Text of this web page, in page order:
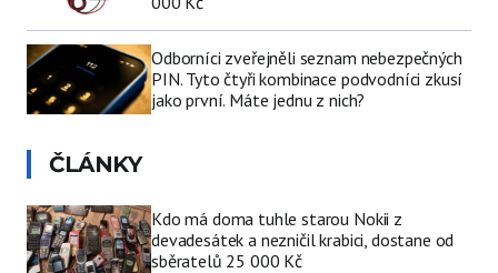
Odborníci zveřejněli seznam nebezpečných
PIN. Tyto čtyři kombinace podvodníci zkusí
jako první. Máte jednu z nich?
ČLÁNKY
Kdo má doma tuhle starou Nokii z
devadesátek a nezničil krabici, dostane od
sběratelů 25 000 Kč